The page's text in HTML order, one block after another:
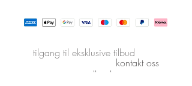
tilgang til eksklusive tilbud
kontakt oss
nettpartner